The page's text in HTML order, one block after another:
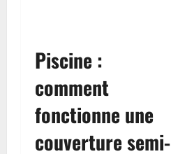
Piscine :
comment
fonctionne une
couverture semi-